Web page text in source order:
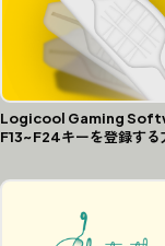
Logicool Gaming
F13~F24キーを登録する